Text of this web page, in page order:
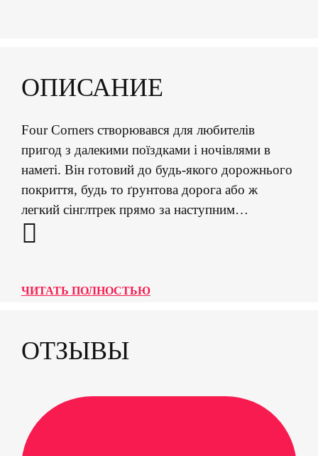
ОПИСАНИЕ
Four Corners створювався для любителів
пригод з далекими поїздками і ночівлями в
наметі. Він готовий до будь-якого дорожнього
покриття, будь то ґрунтова дорога або ж
легкий сінглтрек прямо за наступним
поворотом. Підняте положення керма та безліч
так само легко, як і щодня їздити на ньому на
ЧИТАТЬ ПОЛНОСТЬЮ
ОТЗЫВЫ